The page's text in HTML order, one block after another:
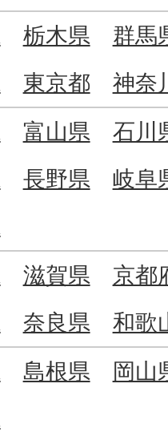
栃木県
群馬
東京都 神奈
富山県
石川
長野県
岐阜
滋賀県
京都
奈良県 和歌
島根県
岡山